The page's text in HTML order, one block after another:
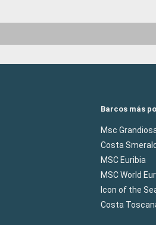
Barcos más
Msc
Costa
MSC Euribia
MSC World
Icon of the
Costa